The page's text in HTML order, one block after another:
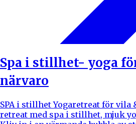
Spa i stillhet- yoga
närvaro
SPA i stillhet Yogaretreat för vila
retreat med spa i stillhet, mjuk